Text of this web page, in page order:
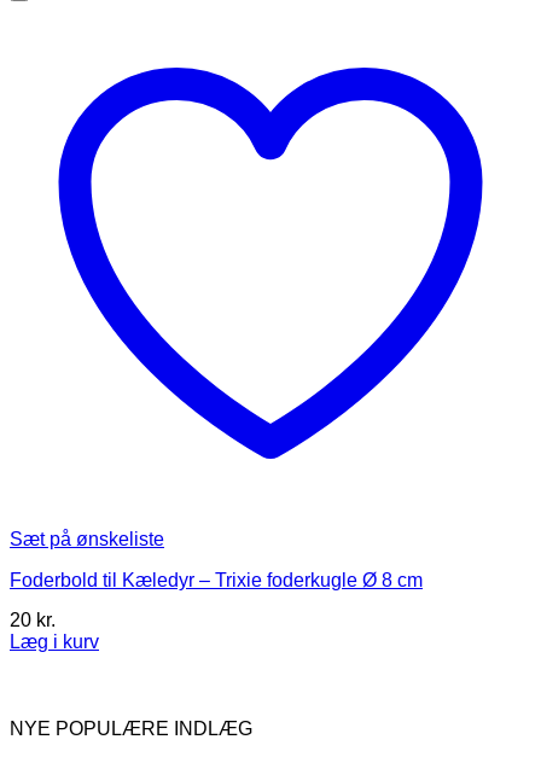
Sæt på ønskeliste
Foderbold til Kæledyr – Trixie foderkugle Ø 8 cm
20 kr.
Læg i kurv
NYE POPULÆRE INDLÆG